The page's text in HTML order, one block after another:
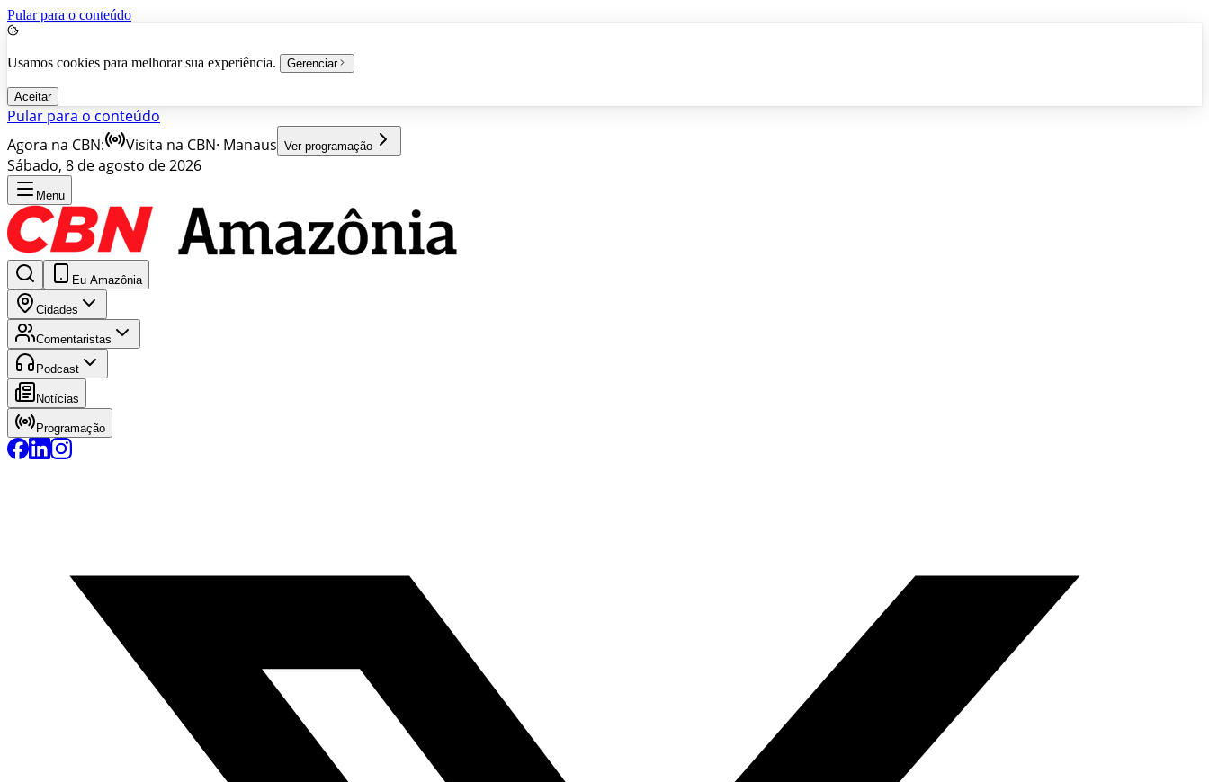
Pular para o conteúdo
Usamos cookies para melhorar sua experiência. Gerenciar
Aceitar
Pular para o conteúdo
Agora na CBN:
Visita na CBN· Manaus Ver programação
Sábado, 8 de agosto de 2026
Menu
Eu Amazônia
Cidades
Comentaristas
Podcast
Notícias
Programação